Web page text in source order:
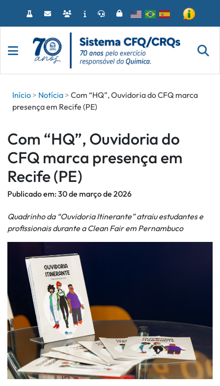
o
Início
Notícia
Com “HQ”, Ouvidoria do CFQ marca
presença em Recife (PE)
Com “HQ”, Ouvidoria do
CFQ marca presença em
Recife (PE)
Publicado em:30 de março de 2026
Quadrinho da “Ouvidoria Itinerante” atraiu estudantes e
profissionais durante a Clean Fair em Pernambuco